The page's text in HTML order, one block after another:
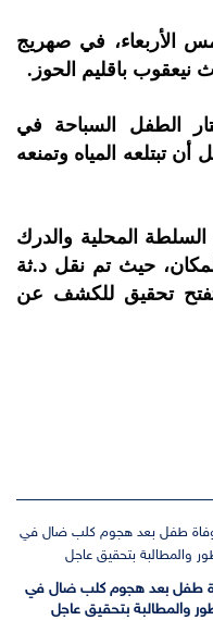
الأربعاء، في صهريج
باقليم الحوز.
الطفل السباحة في
تبتلعه المياه وتمنعه
المحلية والدرك
حيث تم نقل د.ثة
تحقيق للكشف عن
طفل بعد هجوم كلب ضال في
والمطالبة بتحقيق عاجل